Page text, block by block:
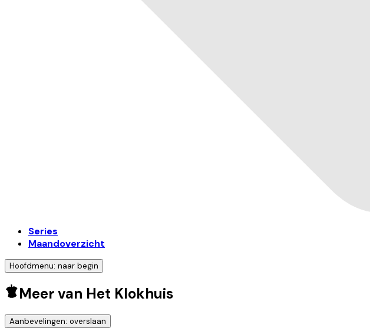
Series
Maandoverzicht
Hoofdmenu: naar begin
Meer van Het Klokhuis
Aanbevelingen: overslaan